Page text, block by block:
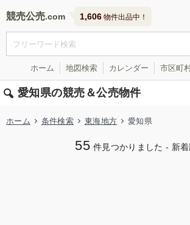
競売公売 1,606 物件出品中！
ホーム 地図検索 カレンダー 市区町
愛知県の競売＆公売物件
ホーム 条件検索 東海地方 愛知県
55 件見つかりました - 新着